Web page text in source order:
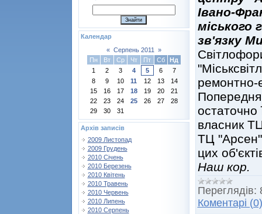
Календар
« Серпень 2011
»
Пн
Вт Ср Чт Пт Сб
Нд
1
2 3 4 5 6
7
8
9 10 11 12 13
14
15
16 17 18 19 20
21
22
23 24 25 26 27
28
29
30 31
Архів записів
2009 Листопад
2009 Грудень
2010 Січень
2010 Березень
2010 Квітень
2010 Травень
2010 Червень
2010 Липень
2010 Серпень
Івано-
міського
зв'язку
ремонтно-
остаточно
власник
ТЦ "Арсен"
цих
Наш кор.
Переглядів:
Коментарі (0)